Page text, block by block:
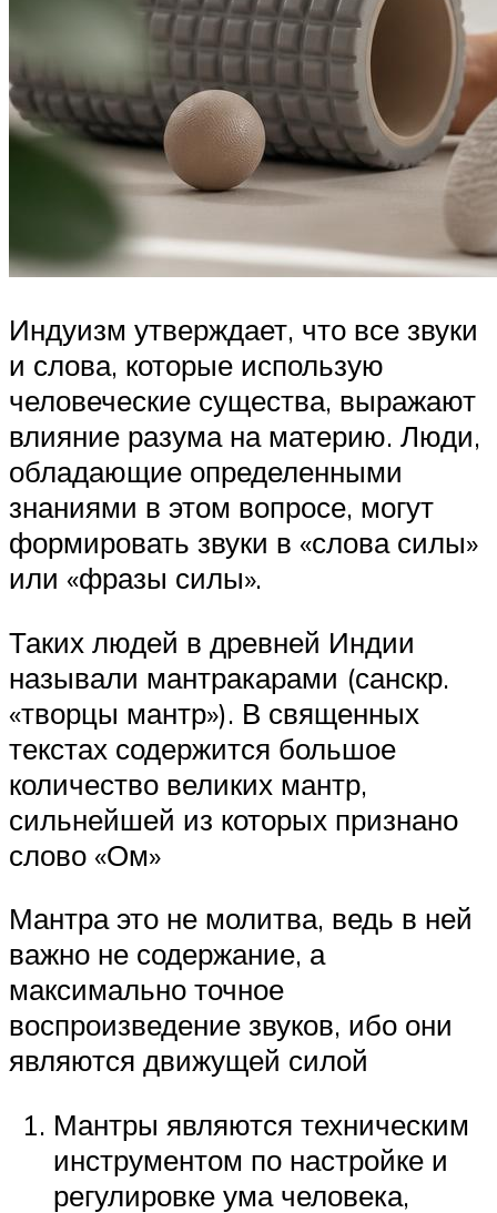
Индуизм утверждает, что все звуки
и слова, которые использую
человеческие существа, выражают
влияние разума на материю. Люди,
обладающие определенными
знаниями в этом вопросе, могут
формировать звуки в «слова силы»
или «фразы силы».
Таких людей в древней Индии
называли мантракарами (санскр.
«творцы мантр»). В священных
текстах содержится большое
количество великих мантр,
сильнейшей из которых признано
слово «Ом»
Мантра это не молитва, ведь в ней
важно не содержание, а
максимально точное
воспроизведение звуков, ибо они
являются движущей силой
Мантры являются техническим
инструментом по настройке и
регулировке ума человека,